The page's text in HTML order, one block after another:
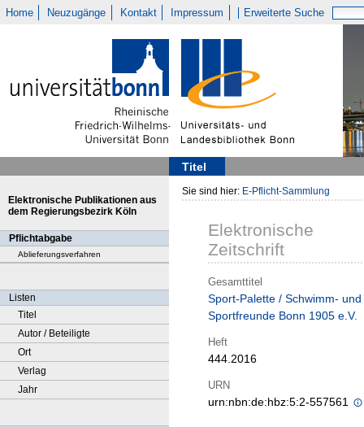
Home Neuzugänge Kontakt Impressum Erweiterte Suche
Titel
Elektronische Publikationen aus
dem Regierungsbezirk Köln
Pflichtabgabe
Ablieferungsverfahren
Listen
Titel
Autor / Beteiligte
Ort
Verlag
Jahr
Sie sind hier: E-Pflicht-Sammlung
Elektronische
Zeitschrift
Gesamttitel
Sport-Palette / Schwimm- und
Sportfreunde Bonn 1905 e.V.
Heft
444.2016
URN
urn:nbn:de:hbz:5:2-557561